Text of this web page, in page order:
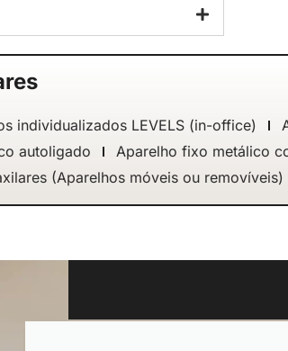
individualizados LEVELS (in-office)
autoligado Aparelho fixo metálico
(Aparelhos móveis ou removíveis)